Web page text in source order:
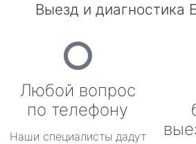
Выезд и диагностика
Любой вопрос
по телефону
Наши специалисты дадут